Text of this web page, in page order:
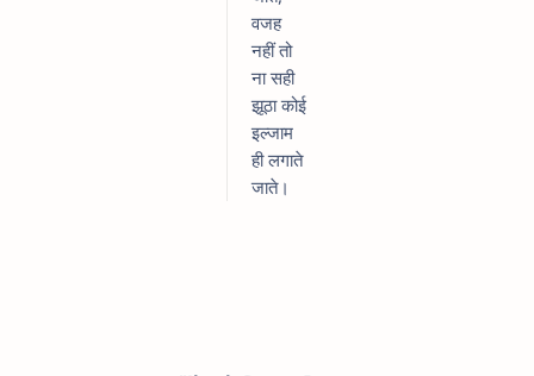
वजह
नहीं तो
ना सही
झूठा कोई
इल्जाम
ही लगाते
जाते।